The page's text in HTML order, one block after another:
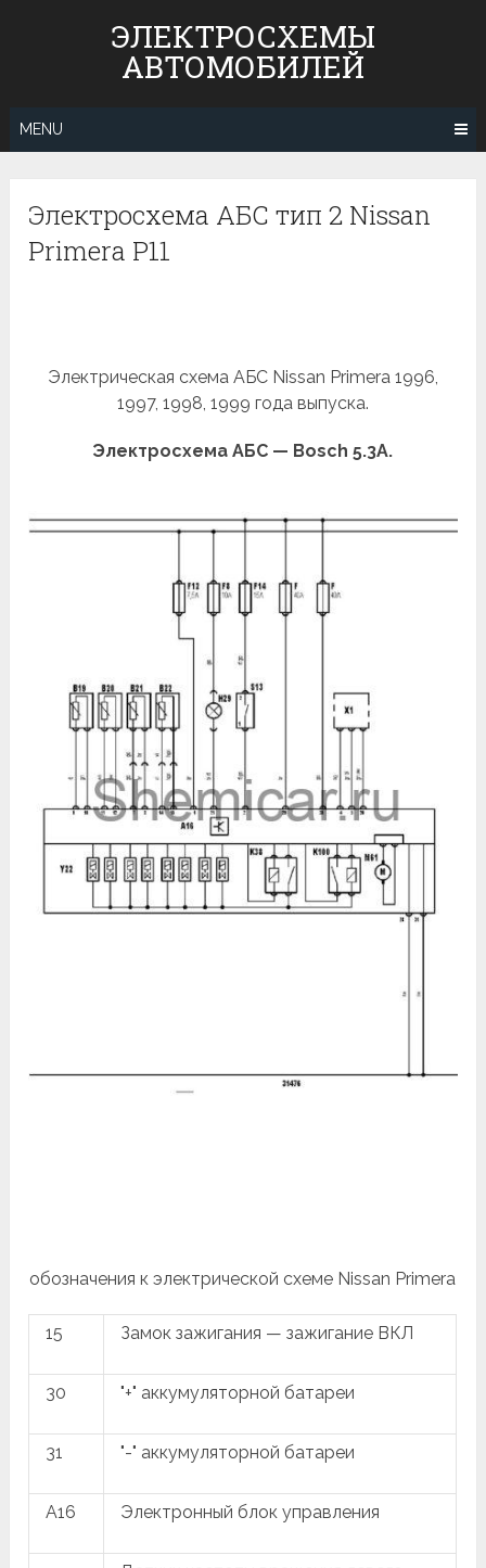
ЭЛЕКТРОСХЕМЫ
АВТОМОБИЛЕЙ
MENU
Электросхема АБС тип 2 Nissan
Primera P11
Электрическая схема АБС Nissan Primera 1996,
1997, 1998, 1999 года выпуска.
Электросхема АБС — Bosch 5.3А.
обозначения к электрической схеме Nissan Primera
15 Замок зажигания — зажигание ВКЛ
30 "+" аккумуляторной батареи
31 "-" аккумуляторной батареи
A16 Электронный блок управления